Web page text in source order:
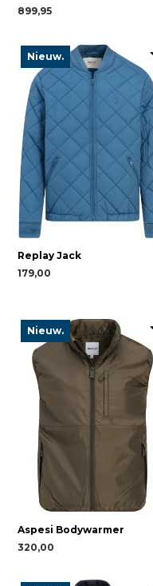
899,95
Nieuw.
Replay Jack
179,00
Nieuw.
Aspesi Bodywarmer
320,00